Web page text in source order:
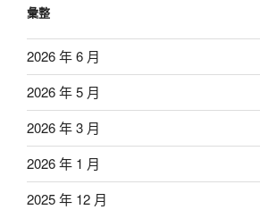
彙整
2026 年 6 月
2026 年 5 月
2026 年 3 月
2026 年 1 月
2025 年 12 月